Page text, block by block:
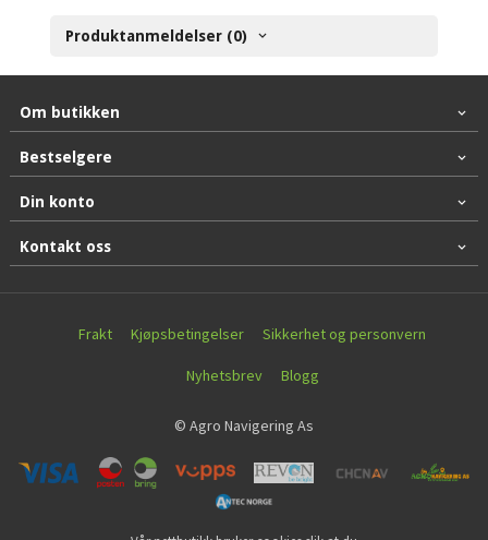
Produktanmeldelser (0)
Om butikken
Bestselgere
Din konto
Kontakt oss
Frakt Kjøpsbetingelser Sikkerhet og personvern
Nyhetsbrev Blogg
© Agro Navigering As